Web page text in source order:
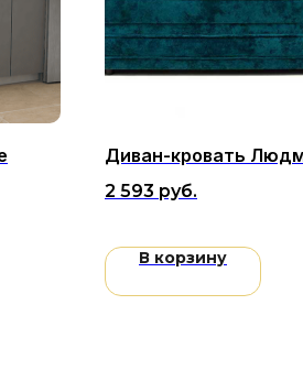
Диван-кровать
2 593 руб.
В корзину